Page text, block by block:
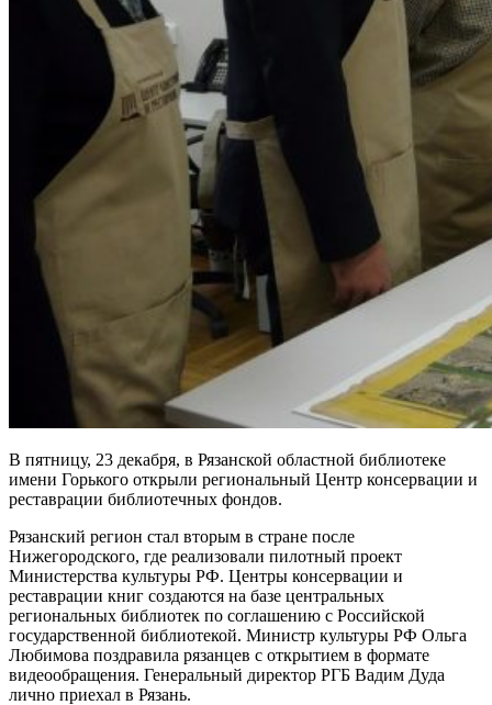
В пятницу, 23 декабря, в Рязанской областной библиотеке
имени Горького открыли региональный Центр консервации и
реставрации библиотечных фондов.
Рязанский регион стал вторым в стране после
Нижегородского, где реализовали пилотный проект
Министерства культуры РФ. Центры консервации и
реставрации книг создаются на базе центральных
региональных библиотек по соглашению с Российской
государственной библиотекой. Министр культуры РФ Ольга
Любимова поздравила рязанцев с открытием в формате
видеообращения. Генеральный директор РГБ Вадим Дуда
лично приехал в Рязань.